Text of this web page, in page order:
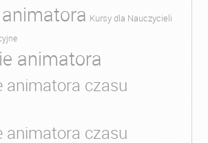
Kursy dla Nauczycieli
animatora
animatora czasu
animatora czasu